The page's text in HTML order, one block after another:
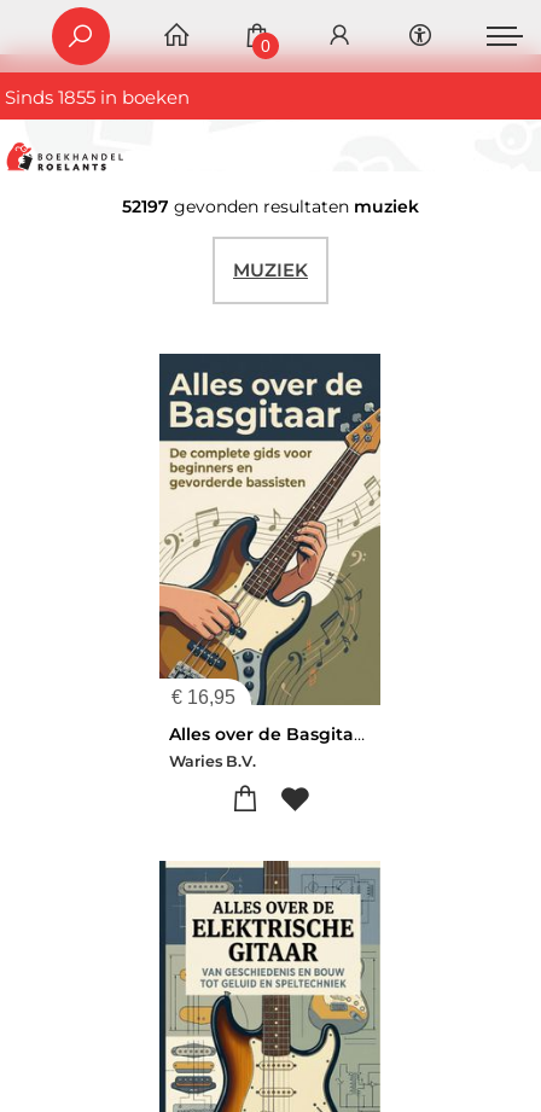
Sinds 1855 in boeken
0
52197 gevonden resultaten muziek
MUZIEK
€ 16,95
Alles over de Basgitaar
Waries B.V.